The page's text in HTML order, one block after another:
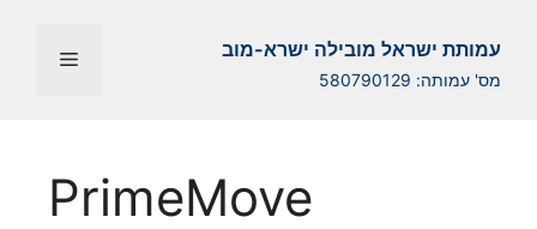
содержимому
עמותת ישראל מובילה ישרא-מוב
מס' עמותה: 580790129
Меню
PrimeMove